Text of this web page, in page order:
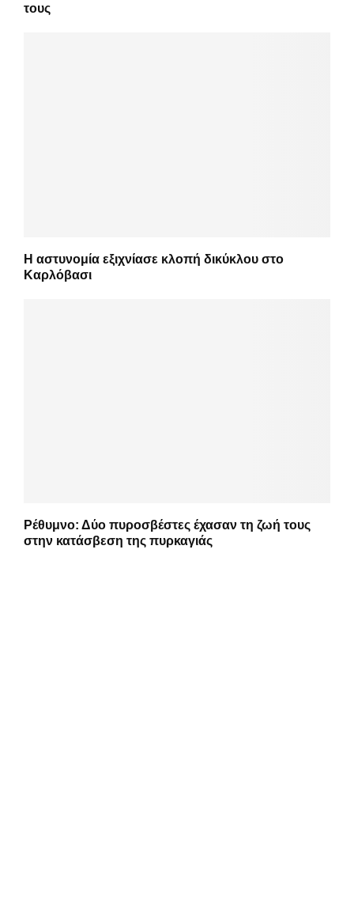
τους
Η αστυνομία εξιχνίασε κλοπή δικύκλου στο
Καρλόβασι
Ρέθυμνο: Δύο πυροσβέστες έχασαν τη ζωή τους
στην κατάσβεση της πυρκαγιάς